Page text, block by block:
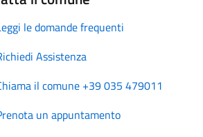
le domande frequenti
Assistenza
il comune +39 035 479011
un appuntamento